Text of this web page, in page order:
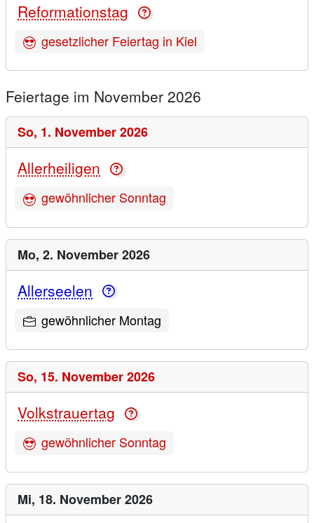
Reformationstag
gesetzlicher Feiertag in Kiel
Feiertage im November 2026
So, 1. November 2026
Allerheiligen
gewöhnlicher Sonntag
Mo, 2. November 2026
Allerseelen
gewöhnlicher Montag
So, 15. November 2026
Volkstrauertag
gewöhnlicher Sonntag
Mi, 18. November 2026